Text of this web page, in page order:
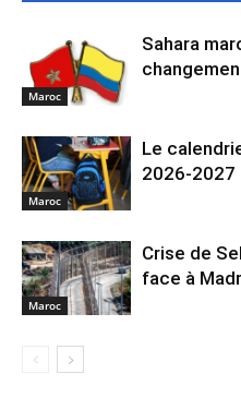
Maroc
Sahara
Maroc
Le
2026-2027
Maroc
Crise de
face à